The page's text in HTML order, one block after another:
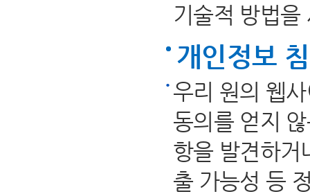
기술적 방법을
개인정보
우리 원의 웹
동의를 얻지
항을 발견하거
출 가능성 등